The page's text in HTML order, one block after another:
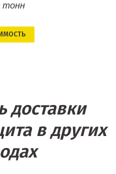
тонн
доставки
в других